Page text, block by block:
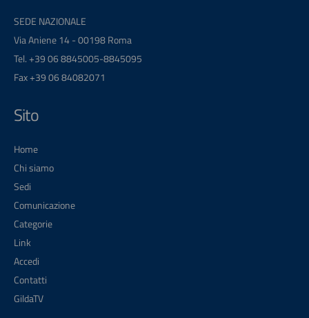
SEDE NAZIONALE
Via Aniene 14 - 00198 Roma
Tel. +39 06 8845005-8845095
Fax +39 06 84082071
Sito
Home
Chi siamo
Sedi
Comunicazione
Categorie
Link
Accedi
Contatti
GildaTV